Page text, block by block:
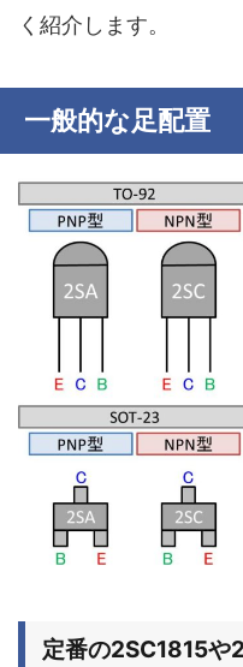
く紹介します。
一般的な足配置
定番の2SC1815